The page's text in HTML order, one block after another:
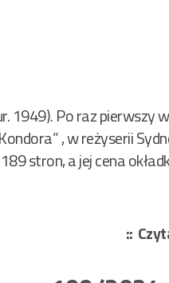
1949). Po raz pierwszy
, w reżyserii
stron, a jej cena